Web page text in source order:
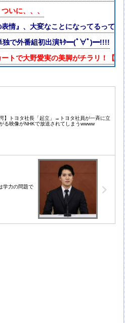
いに、、、
情』、大変なことになってるって...
独で外番組初出演ｷﾀ━(ﾟ∀ﾟ)━!!!!
ートで大野愛実の美脚がチラリ！【
愕】トヨタ社長「起立」→トヨタ社員が一斉に立
る映像がNHKで放送されてしまうwwww
学力の問題で